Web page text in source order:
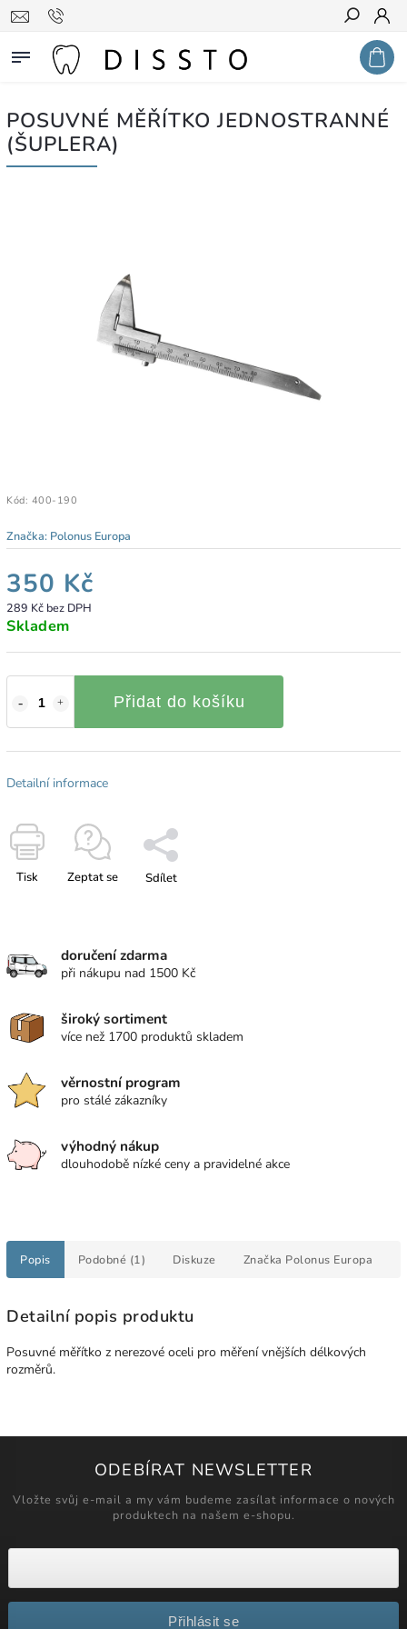
Hledat
POSUVNÉ MĚŘÍTKO JEDNOSTRANNÉ
(ŠUPLERA)
Kód: 400-190
Značka: Polonus Europa
350 Kč
289 Kč bez DPH
Skladem
Přidat do košíku
Detailní informace
Tisk Zeptat se Sdílet
doručení zdarma
při nákupu nad 1500 Kč
široký sortiment
více než 1700 produktů skladem
věrnostní program
pro stálé zákazníky
výhodný nákup
dlouhodobě nízké ceny a pravidelné akce
Popis Podobné (1) Diskuze Značka Polonus Europa
Detailní popis produktu
Posuvné měřítko z nerezové oceli pro měření vnějších délkových
rozměrů.
ODEBÍRAT NEWSLETTER
Vložte svůj e-mail a my vám budeme zasílat informace o nových
produktech na našem e-shopu.
Přihlásit se